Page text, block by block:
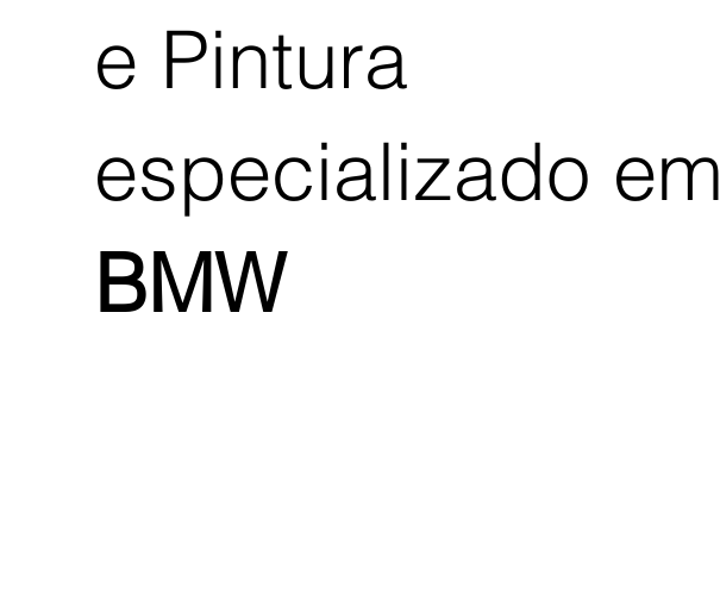
e Pintura
especializado em
BMW